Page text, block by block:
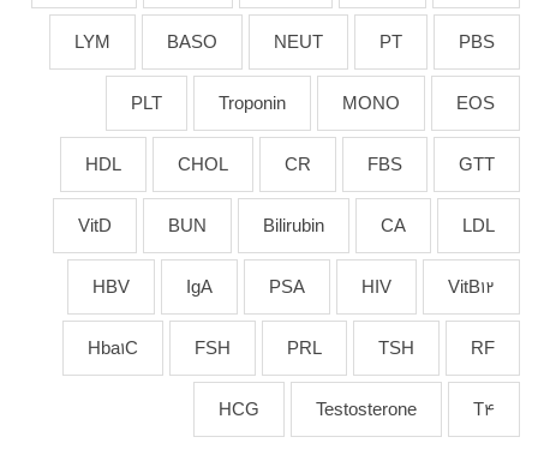
PBS
PT
NEUT
BASO
LYM
EOS
MONO
Troponin
PLT
GTT
FBS
CR
CHOL
HDL
LDL
CA
Bilirubin
BUN
VitD
VitB12
HIV
PSA
IgA
HBV
RF
TSH
PRL
FSH
Hba1C
T4
Testosterone
HCG